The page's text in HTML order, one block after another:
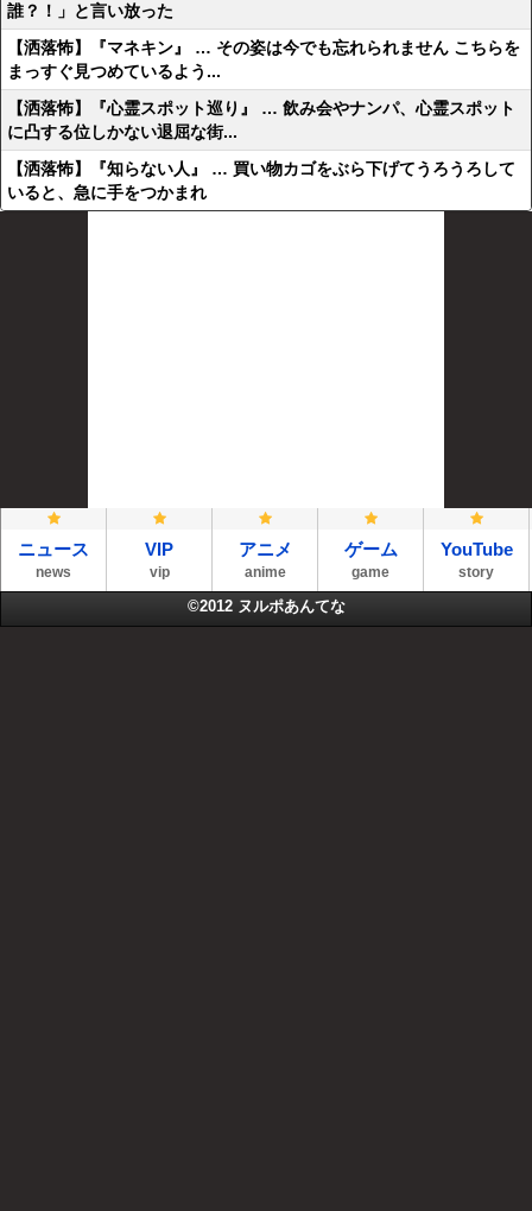
誰？！」と言い放った
【洒落怖】『マネキン』 … その姿は今でも忘れられません こちらを
まっすぐ見つめているよう...
【洒落怖】『心霊スポット巡り』 … 飲み会やナンパ、心霊スポット
に凸する位しかない退屈な街...
【洒落怖】『知らない人』 … 買い物カゴをぶら下げてうろうろして
いると、急に手をつかまれ
ニュース
news
VIP
vip
アニメ
anime
ゲーム
game
YouTube
story
©2012 ヌルポあんてな